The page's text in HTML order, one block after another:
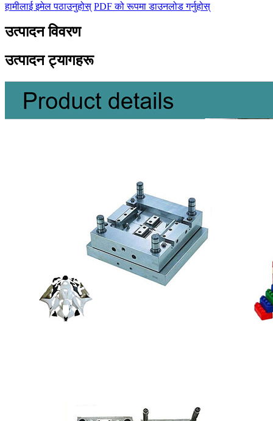
हामीलाई इमेल पठाउनुहोस् PDF को रूपमा डाउनलोड गर्नुहोस्
उत्पादन विवरण
उत्पादन ट्यागहरू